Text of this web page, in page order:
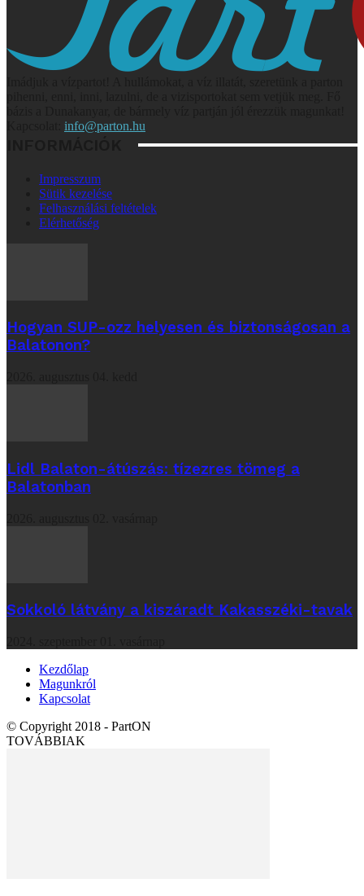
info@parton.hu
Impresszum
Sütik kezelése
Felhasználási feltételek
Elérhetőség
Hogyan SUP-ozz helyesen és biztonságosan a
Balatonon?
Lidl Balaton-átúszás: tízezres tömeg a
Balatonban
Sokkoló látvány a kiszáradt Kakasszéki-tavak
Kezdőlap
Magunkról
Kapcsolat
© Copyright 2018 - PartON
TOVÁBBIAK